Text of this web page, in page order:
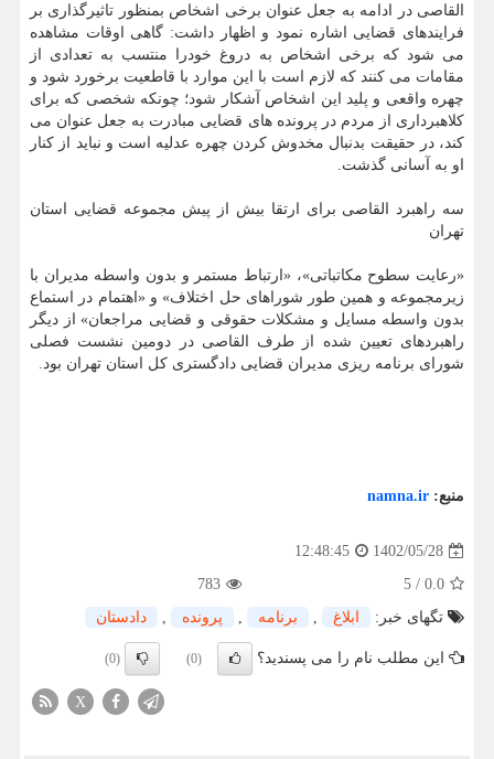
القاصی در ادامه به جعل عنوان برخی اشخاص بمنظور تاثیرگذاری بر
فرایندهای قضایی اشاره نمود و اظهار داشت: گاهی اوقات مشاهده
می شود که برخی اشخاص به دروغ خودرا منتسب به تعدادی از
مقامات می کنند که لازم است با این موارد با قاطعیت برخورد شود و
چهره واقعی و پلید این اشخاص آشکار شود؛ چونکه شخصی که برای
کلاهبرداری از مردم در پرونده های قضایی مبادرت به جعل عنوان می
کند، در حقیقت بدنبال مخدوش کردن چهره عدلیه است و نباید از کنار
او به آسانی گذشت.
سه راهبرد القاصی برای ارتقا بیش از پیش مجموعه قضایی استان
تهران
«رعایت سطوح مکاتباتی»، «ارتباط مستمر و بدون واسطه مدیران با
زیرمجموعه و همین طور شوراهای حل اختلاف» و «اهتمام در استماع
بدون واسطه مسایل و مشکلات حقوقی و قضایی مراجعان» از دیگر
راهبردهای تعیین شده از طرف القاصی در دومین نشست فصلی
شورای برنامه ریزی مدیران قضایی دادگستری کل استان تهران بود.
منبع: namna.ir
1402/05/28
12:48:45
0.0
/
5
783
تگهای خبر:
ابلاغ , برنامه , پرونده , دادستان
این مطلب نام را می پسندید؟ (0)
(0)
X